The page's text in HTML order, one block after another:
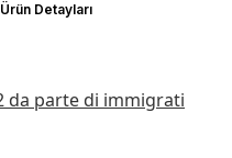
Ürün Detayları
da parte di immigrati